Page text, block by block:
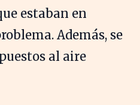
estaban en
Además, se
al aire